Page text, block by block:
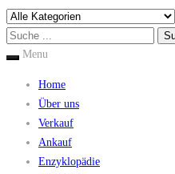
Menu
Home
Über uns
Verkauf
Ankauf
Enzyklopädie